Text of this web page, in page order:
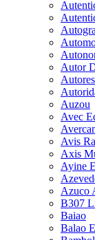
(11) 9
6064-
6230
WhatsApp
Envie-nos
Autor
Auzou
Avec
Avis
Axis
Ayine
Azuco
B307
Baiao
Balao